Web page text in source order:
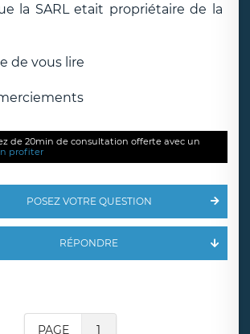
la SARL etait propriétaire de la
de vous lire
de 20min de consultation offerte avec un
profiter
POSEZ VOTRE QUESTION
RÉPONDRE
PAGE 1